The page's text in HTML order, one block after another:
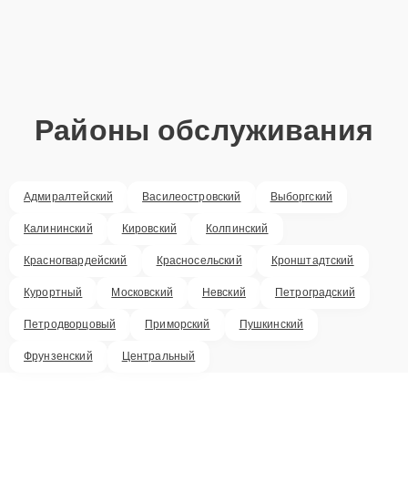
Районы обслуживания
Адмиралтейский Василеостровский Выборгский
Калининский Кировский Колпинский
Красногвардейский Красносельский Кронштадтский
Курортный Московский Невский Петроградский
Петродворцовый Приморский Пушкинский
Фрунзенский Центральный